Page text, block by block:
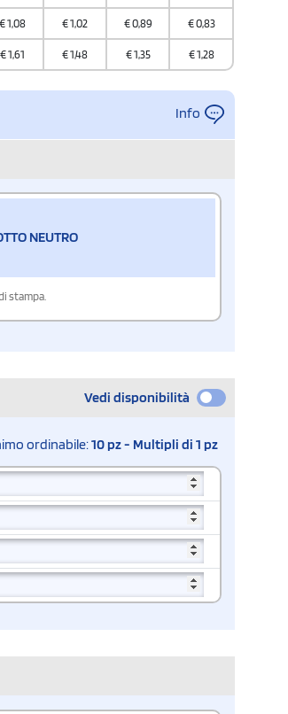
€1,08 €1,02 €0,89 €0,83
€1,61 €1,48 €1,35 €1,28
Info
NEUTRO
stampa.
Vedi disponibilità
ordinabile:10 pz - Multipli di 1 pz